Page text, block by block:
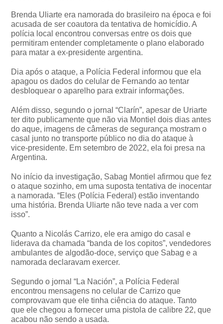
Brenda Uliarte era namorada do brasileiro na época e foi
acusada de ser coautora da tentativa de homicídio. A
polícia local encontrou conversas entre os dois que
permitiram entender completamente o plano elaborado
para matar a ex-presidente argentina.
Dia após o ataque, a Polícia Federal informou que ela
apagou os dados do celular de Fernando ao tentar
desbloquear o aparelho para extrair informações.
Além disso, segundo o jornal “Clarín”, apesar de Uriarte
ter dito publicamente que não via Montiel dois dias antes
do aque, imagens de câmeras de segurança mostram o
casal junto no transporte público no dia do ataque à
vice-presidente. Em setembro de 2022, ela foi presa na
Argentina.
No início da investigação, Sabag Montiel afirmou que fez
o ataque sozinho, em uma suposta tentativa de inocentar
a namorada. “Eles (Polícia Federal) estão inventando
uma história. Brenda Uliarte não teve nada a ver com
isso”.
Quanto a Nicolás Carrizo, ele era amigo do casal e
liderava da chamada “banda de los copitos”, vendedores
ambulantes de algodão-doce, serviço que Sabag e a
namorada declaravam exercer.
Segundo o jornal “La Nación”, a Polícia Federal
encontrou mensagens no celular de Carrizo que
comprovavam que ele tinha ciência do ataque. Tanto
que ele chegou a fornecer uma pistola de calibre 22, que
acabou não sendo a usada.